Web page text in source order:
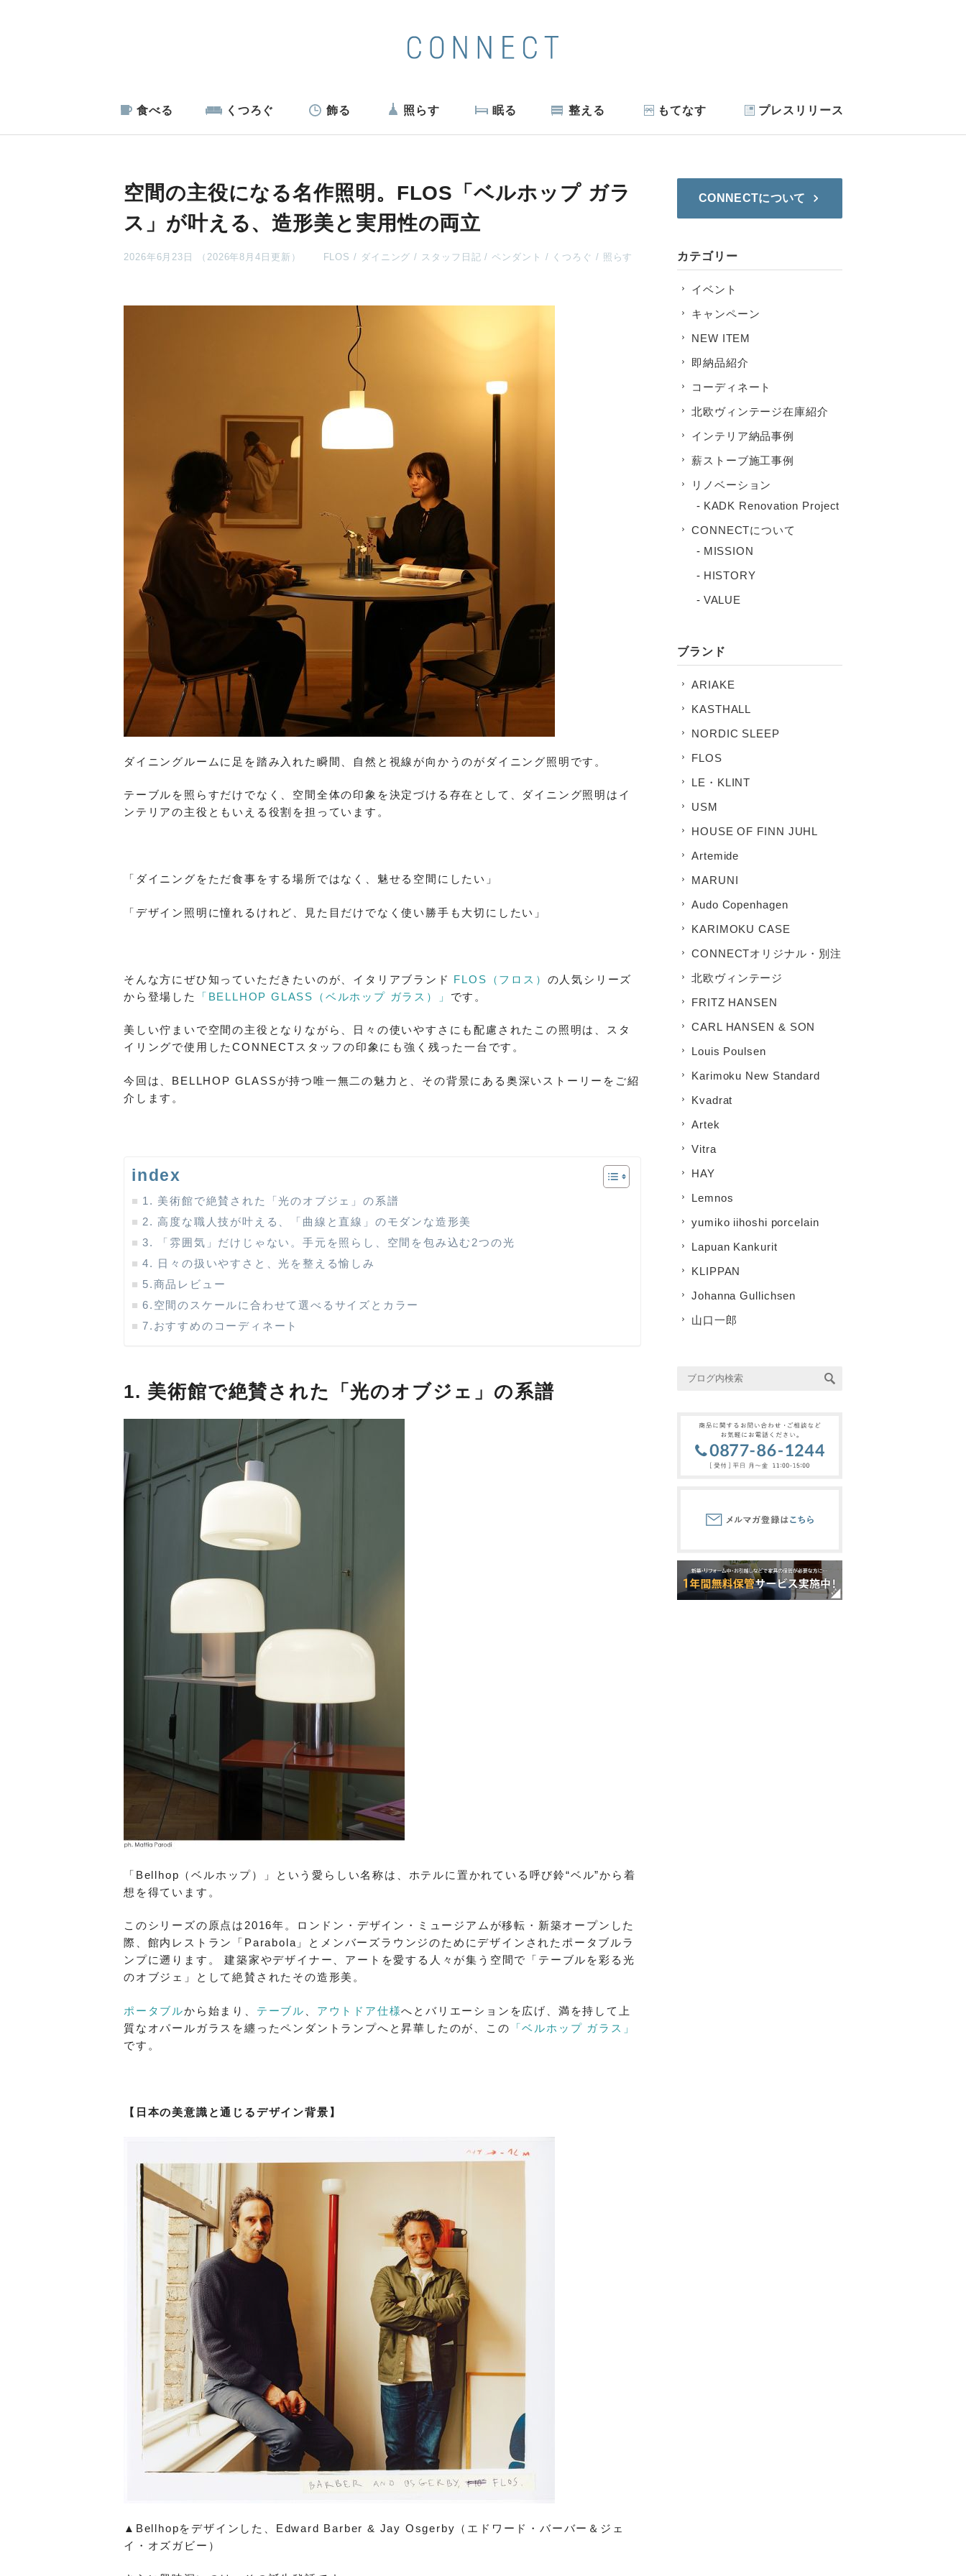
食べる くつろぐ 飾る 照らす 眠る 整える もてなす プレスリリース
空間の主役になる名作照明。FLOS「ベルホップ ガラ
ス」が叶える、造形美と実用性の両立
2026年6月23日 （2026年8月4日更新） FLOS ダイニング スタッフ日記 ペンダント くつろぐ 照らす
ダイニングルームに足を踏み入れた瞬間、自然と視線が向かうのがダイニング照明です。
テーブルを照らすだけでなく、空間全体の印象を決定づける存在として、ダイニング照明はイ
ンテリアの主役ともいえる役割を担っています。
「ダイニングをただ食事をする場所ではなく、魅せる空間にしたい」
「デザイン照明に憧れるけれど、見た目だけでなく使い勝手も大切にしたい」
そんな方にぜひ知っていただきたいのが、イタリアブランド FLOS（フロス） の人気シリーズ
から登場した
「BELLHOP GLASS（ベルホップ ガラス）」 です。
美しい佇まいで空間の主役となりながら、日々の使いやすさにも配慮されたこの照明は、スタ
イリングで使用したCONNECTスタッフの印象にも強く残った一台です。
今回は、BELLHOP GLASSが持つ唯一無二の魅力と、その背景にある奥深いストーリーをご紹
介します。
index
1. 美術館で絶賛された「光のオブジェ」の系譜
2. 高度な職人技が叶える、「曲線と直線」のモダンな造形美
3. 「雰囲気」だけじゃない。手元を照らし、空間を包み込む2つの光
4. 日々の扱いやすさと、光を整える愉しみ
5.商品レビュー
6.空間のスケールに合わせて選べるサイズとカラー
7.おすすめのコーディネート
1. 美術館で絶賛された「光のオブジェ」の系譜
「Bellhop（ベルホップ）」という愛らしい名称は、ホテルに置かれている呼び鈴“ベル”から着
想を得ています。
このシリーズの原点は2016年。ロンドン・デザイン・ミュージアムが移転・新築オープンした
際、館内レストラン「Parabola」とメンバーズラウンジのためにデザインされたポータブルラ
ンプに遡ります。 建築家やデザイナー、アートを愛する人々が集う空間で「テーブルを彩る光
のオブジェ」として絶賛されたその造形美。
ポータブルから始まり、 テーブル アウトドア仕様へとバリエーションを広げ、満を持して上
質なオパールガラスを纏ったペンダントランプへと昇華したのが、この 「ベルホップ ガラス」
です。
【日本の美意識と通じるデザイン背景】
▲Bellhopをデザインした、Edward Barber & Jay Osgerby（エドワード・バーバー＆ジェ
イ・オズガビー）
CONNECTについて
カテゴリー
イベント
キャンペーン
NEW ITEM
即納品紹介
コーディネート
北欧ヴィンテージ在庫紹介
インテリア納品事例
薪ストーブ施工事例
リノベーション
KADK Renovation Project
CONNECTについて
MISSION
HISTORY
VALUE
ブランド
ARIAKE
KASTHALL
NORDIC SLEEP
FLOS
LE・KLINT
USM
HOUSE OF FINN JUHL
Artemide
MARUNI
Audo Copenhagen
KARIMOKU CASE
CONNECTオリジナル・別注
北欧ヴィンテージ
FRITZ HANSEN
CARL HANSEN & SON
Louis Poulsen
Karimoku New Standard
Kvadrat
Artek
Vitra
HAY
Lemnos
yumiko iihoshi porcelain
Lapuan Kankurit
KLIPPAN
Johanna Gullichsen
山口一郎